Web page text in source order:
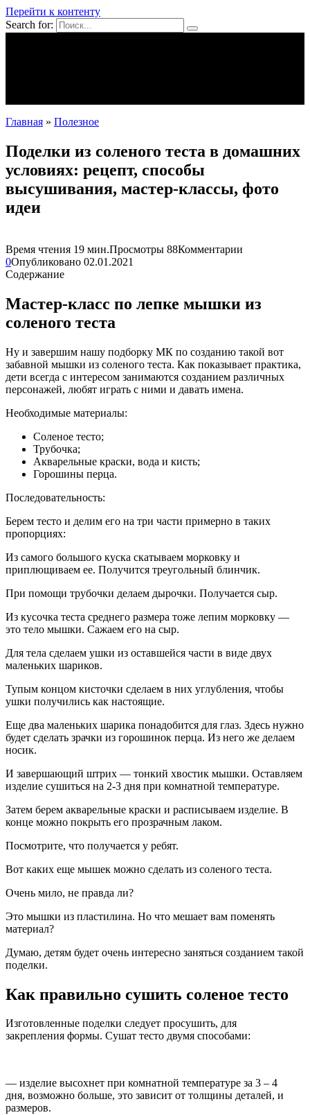
Перейти к контенту
Search for:
Главная » Полезное
Поделки из соленого теста в домашних
условиях: рецепт, способы
высушивания, мастер-классы, фото
идеи
Время чтения 19 мин.Просмотры 88Комментарии
0Опубликовано 02.01.2021
Содержание
Мастер-класс по лепке мышки из
соленого теста
Ну и завершим нашу подборку МК по созданию такой вот
забавной мышки из соленого теста. Как показывает практика,
дети всегда с интересом занимаются созданием различных
персонажей, любят играть с ними и давать имена.
Необходимые материалы:
Соленое тесто;
Трубочка;
Акварельные краски, вода и кисть;
Горошины перца.
Последовательность:
Берем тесто и делим его на три части примерно в таких
пропорциях:
Из самого большого куска скатываем морковку и
приплющиваем ее. Получится треугольный блинчик.
При помощи трубочки делаем дырочки. Получается сыр.
Из кусочка теста среднего размера тоже лепим морковку —
это тело мышки. Сажаем его на сыр.
Для тела сделаем ушки из оставшейся части в виде двух
маленьких шариков.
Тупым концом кисточки сделаем в них углубления, чтобы
ушки получились как настоящие.
Еще два маленьких шарика понадобится для глаз. Здесь нужно
будет сделать зрачки из горошинок перца. Из него же делаем
носик.
И завершающий штрих — тонкий хвостик мышки. Оставляем
изделие сушиться на 2-3 дня при комнатной температуре.
Затем берем акварельные краски и расписываем изделие. В
конце можно покрыть его прозрачным лаком.
Посмотрите, что получается у ребят.
Вот каких еще мышек можно сделать из соленого теста.
Очень мило, не правда ли?
Это мышки из пластилина. Но что мешает вам поменять
материал?
Думаю, детям будет очень интересно заняться созданием такой
поделки.
Как правильно сушить соленое тесто
Изготовленные поделки следует просушить, для
закрепления формы. Сушат тесто двумя способами:
— изделие высохнет при комнатной температуре за 3 – 4
дня, возможно больше, это зависит от толщины деталей, и
размеров.